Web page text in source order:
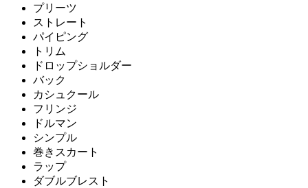
プリーツ
ストレート
パイピング
トリム
ドロップショルダー
バック
カシュクール
フリンジ
ドルマン
シンプル
巻きスカート
ラップ
ダブルブレスト